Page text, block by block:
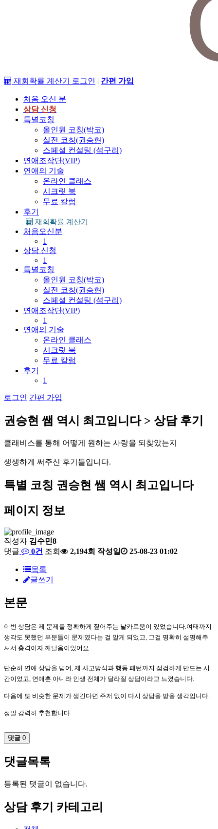
재회확률 계산기 로그인 | 간편 가입
처음 오신 분
상담 신청
특별코칭
올인원 코칭(박코)
실전 코칭(권승현)
스페셜 컨설팅 (석구리)
연애조작단(VIP)
연애의 기술
온라인 클래스
시크릿 북
무료 칼럼
후기
재회확률 계산기
처음오신분
1
상담 신청
1
특별코칭
올인원 코칭(박코)
실전 코칭(권승현)
스페셜 컨설팅 (석구리)
연애조작단(VIP)
1
연애의 기술
온라인 클래스
시크릿 북
무료 칼럼
후기
1
로그인 간편 가입
권 승현 쌤 역시 최 고입니 다 > 상담 후기
클래 비 스를 통해 어 떻게 원하는 사랑을 되 찾았는지
생생하게 써 주신 후기 들입니 다.
특별 코칭 권승현 쌤 역시 최고입니다
페이지 정보
작성자 김수민8
댓글
0건 조회 2,194회 작성일 25-08-23 01:02
목록
글쓰기
본문
이번 상담은 제 문제를 정확하게 짚어주는 날카로움이 있었습니다.여태까지
생각도 못했던 부분들이 문제였다는 걸 알게 되었고, 그걸 명확히 설명해주
셔서 충격이자 깨달음이었어요.
단순히 연애 상담을 넘어, 제 사고방식과 행동 패턴까지 점검하게 만드는 시
간이었고, 연애뿐 아니라 인생 전체가 달라질 상담이라고 느꼈습니다.
다음에 또 비슷한 문제가 생긴다면 주저 없이 다시 상담을 받을 생각입니다.
정말 강력히 추천합니다.
댓글 0
댓글목록
등록된 댓글이 없습니다.
상담 후기 카테고리